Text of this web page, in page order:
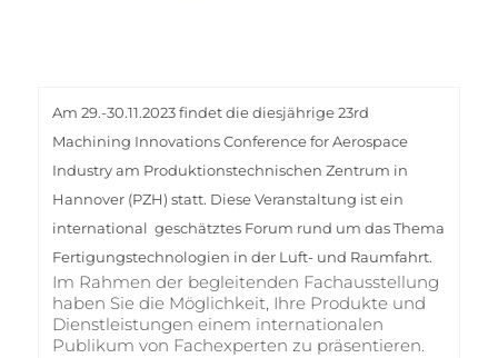
Am 29.-30.11.2023 findet die diesjährige 23rd
Machining Innovations Conference for Aerospace
Industry am Produktionstechnischen Zentrum in
Hannover (PZH) statt. Diese Veranstaltung ist ein
international geschätztes Forum rund um das Thema
Fertigungstechnologien in der Luft- und Raumfahrt.
Im Rahmen der begleitenden Fachausstellung
haben Sie die Möglichkeit, Ihre Produkte und
Dienstleistungen einem internationalen
Publikum von Fachexperten zu präsentieren.